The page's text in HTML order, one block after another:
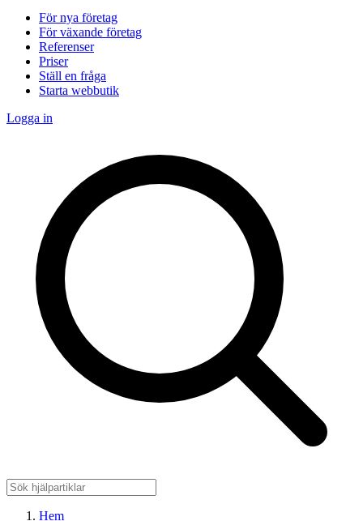
För nya företag
För växande företag
Referenser
Priser
Ställ en fråga
Starta webbutik
Logga in
Hem